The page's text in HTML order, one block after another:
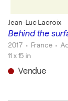
Behind the
Jean-Luc Lacroix
2017 • France •
11 x 15 in
Vendue